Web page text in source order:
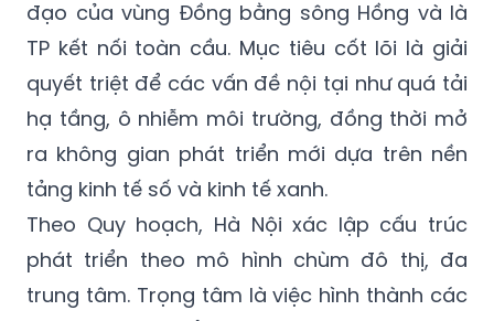
lập một tầm nhìn xuyên suốt một thế kỷ, đặt
Hà Nội trong vị thế là cực tăng trưởng chủ
đạo của vùng Đồng bằng sông Hồng và là
TP kết nối toàn cầu. Mục tiêu cốt lõi là giải
quyết triệt để các vấn đề nội tại như quá tải
hạ tầng, ô nhiễm môi trường, đồng thời mở
ra không gian phát triển mới dựa trên nền
tảng kinh tế số và kinh tế xanh.
Theo Quy hoạch, Hà Nội xác lập cấu trúc